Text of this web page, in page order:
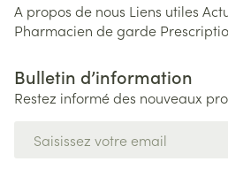
A propos de nous Liens utiles
Pharmacien de garde
Bulletin d’information
Restez informé des nouveaux